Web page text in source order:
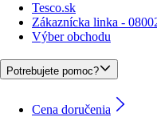
Tesco.sk
Zákaznícka linka -
Výber obchodu
Potrebujete pomoc?
Cena doručenia